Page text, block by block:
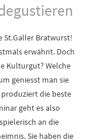
St.Galler Bratwurst!
erwähnt. Doch
Kulturgut? Welche
geniesst man sie
produziert die beste
geht es also
an die
Sie haben die